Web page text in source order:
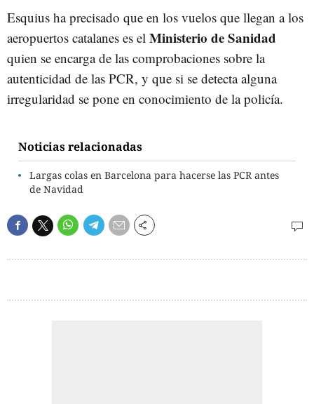
Esquius ha precisado que en los vuelos que llegan a los
aeropuertos catalanes es el Ministerio de Sanidad
quien se encarga de las comprobaciones sobre la
autenticidad de las PCR, y que si se detecta alguna
irregularidad se pone en conocimiento de la policía.
Noticias relacionadas
Largas colas en Barcelona para hacerse las PCR antes
de Navidad